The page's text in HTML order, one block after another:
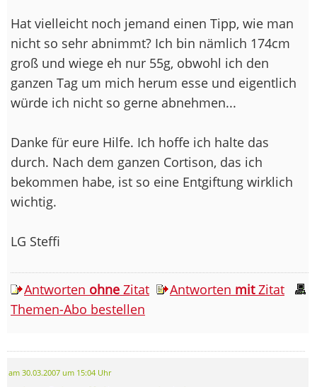
Hat vielleicht noch jemand einen Tipp, wie man
nicht so sehr abnimmt? Ich bin nämlich 174cm
groß und wiege eh nur 55g, obwohl ich den
ganzen Tag um mich herum esse und eigentlich
würde ich nicht so gerne abnehmen...
Danke für eure Hilfe. Ich hoffe ich halte das
durch. Nach dem ganzen Cortison, das ich
bekommen habe, ist so eine Entgiftung wirklich
wichtig.
LG Steffi
Antworten ohne Zitat Antworten mitZitat
Themen-Abo bestellen
am 30.03.2007 um 15:04 Uhr